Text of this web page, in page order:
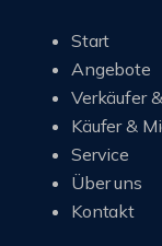
Start
Angebote
Verkäufer
Käufer &
Service
Über uns
Kontakt